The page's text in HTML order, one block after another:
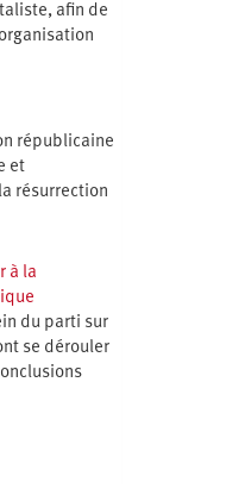
afin de
républicaine
et
résurrection
à la
du parti sur
se dérouler